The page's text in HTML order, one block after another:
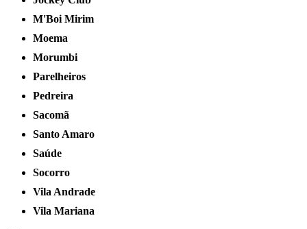
M'Boi Mirim
Moema
Morumbi
Parelheiros
Pedreira
Sacomã
Santo Amaro
Saúde
Socorro
Vila Andrade
Vila Mariana